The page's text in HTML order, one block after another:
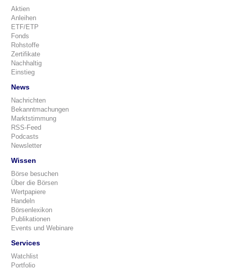
Aktien
Anleihen
ETF/ETP
Fonds
Rohstoffe
Zertifikate
Nachhaltig
Einstieg
News
Nachrichten
Bekanntmachungen
Marktstimmung
RSS-Feed
Podcasts
Newsletter
Wissen
Börse besuchen
Über die Börsen
Wertpapiere
Handeln
Börsenlexikon
Publikationen
Events und Webinare
Services
Watchlist
Portfolio